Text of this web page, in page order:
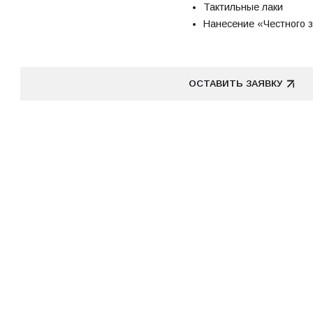
Тактильные лаки
Нанесение «Честного
ОСТАВИТЬ ЗАЯВКУ